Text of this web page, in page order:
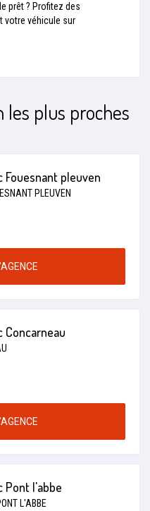
prêt ? Profitez des
votre véhicule sur
les plus proches
Fouesnant pleuven
PLEUVEN
Concarneau
Pont l'abbe
L'ABBE